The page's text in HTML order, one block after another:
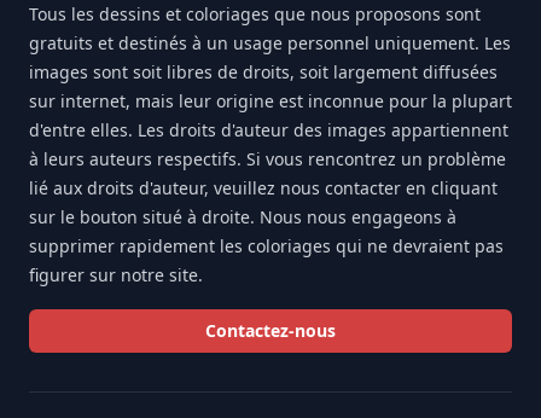
Tous les dessins et coloriages que nous proposons sont
gratuits et destinés à un usage personnel uniquement. Les
images sont soit libres de droits, soit largement diffusées
sur internet, mais leur origine est inconnue pour la plupart
d'entre elles. Les droits d'auteur des images appartiennent
à leurs auteurs respectifs. Si vous rencontrez un problème
lié aux droits d'auteur, veuillez nous contacter en cliquant
sur le bouton situé à droite. Nous nous engageons à
supprimer rapidement les coloriages qui ne devraient pas
figurer sur notre site.
Contactez-nous